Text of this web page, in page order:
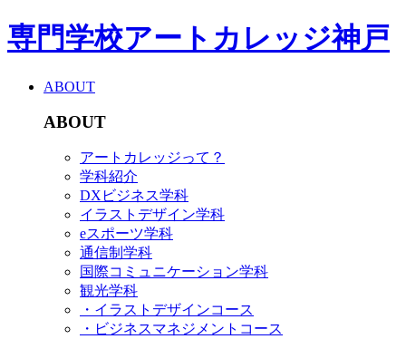
専門学校アートカレッジ神戸
ABOUT
ABOUT
アートカレッジって？
学科紹介
DXビジネス学科
イラストデザイン学科
eスポーツ学科
通信制学科
国際コミュニケーション学科
観光学科
・イラストデザインコース
・ビジネスマネジメントコース